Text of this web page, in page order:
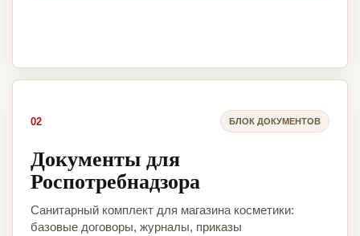
02 БЛОК ДОКУМЕНТОВ
Документы для
Роспотребнадзора
Санитарный комплект для магазина косметики:
базовые договоры, журналы, приказы